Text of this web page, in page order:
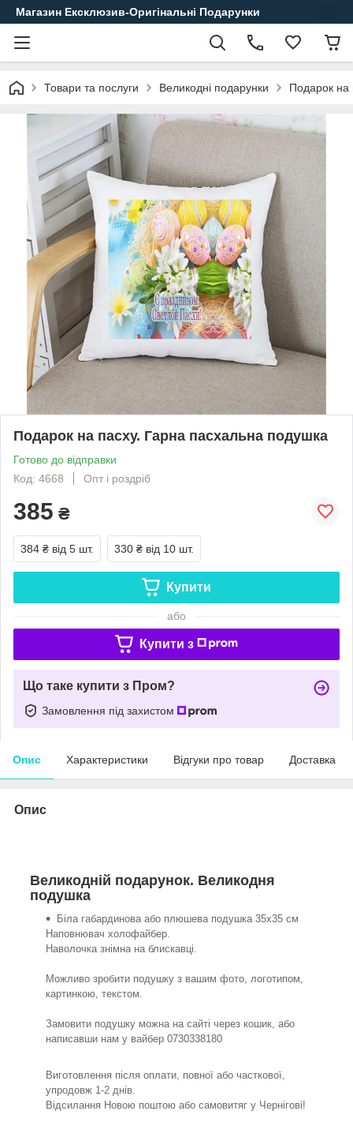
Магазин Ексклюзив-Оригінальні Подарунки
Товари та послуги Великодні подарунки Подарок на
Подарок на пасху. Гарна пасхальна подушка
Готово до відправки
Код: 4668
Опт і роздріб
385 ₴
384 ₴ від 5 шт. 330 ₴ від 10 шт.
Купити
або
Купити з
Що таке купити з Пром?
Замовлення під захистом
Опис Характеристики Відгуки про товар Доставка
Опис
Великодній подарунок. Великодня
подушка
Біла габардинова або плюшева подушка 35х35 см
Наповнювач холофайбер.
Наволочка знімна на блискавці.
Можливо зробити подушку з вашим фото, логотипом,
картинкою, текстом.
Замовити подушку можна на сайті через кошик, або
написавши нам у вайбер 0730338180
Виготовлення після оплати, повної або часткової,
упродовж 1-2 днів.
Відсилання Новою поштою або самовитяг у Чернігові!